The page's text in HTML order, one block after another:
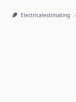
Electricalestimating